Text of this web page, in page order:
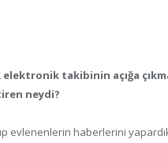
elektronik takibinin açığa
neydi?
evlenenlerin haberlerini